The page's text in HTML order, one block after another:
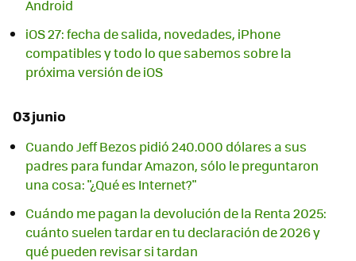
Android
iOS 27: fecha de salida, novedades, iPhone
compatibles y todo lo que sabemos sobre la
próxima versión de iOS
03 junio
Cuando Jeff Bezos pidió 240.000 dólares a sus
padres para fundar Amazon, sólo le preguntaron
una cosa: "¿Qué es Internet?"
Cuándo me pagan la devolución de la Renta 2025:
cuánto suelen tardar en tu declaración de 2026 y
qué pueden revisar si tardan